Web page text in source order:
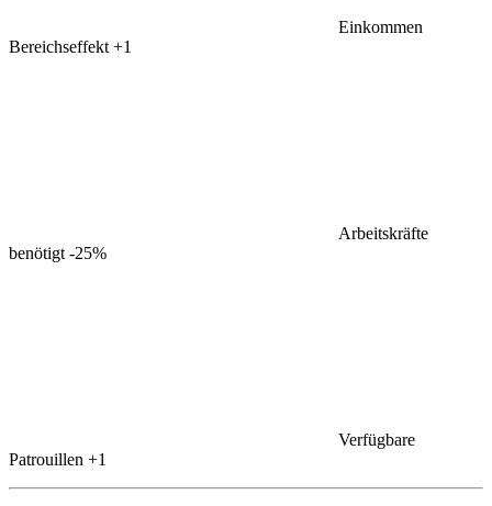
Einkommen
Bereichseffekt +1
Arbeitskräfte
benötigt -25%
Verfügbare
Patrouillen +1